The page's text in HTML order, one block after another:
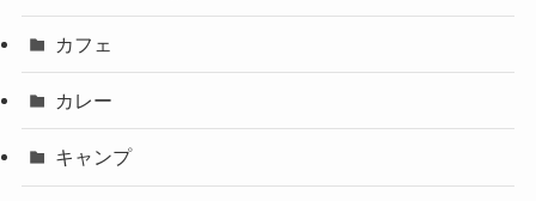
カフェ
カレー
キャンプ